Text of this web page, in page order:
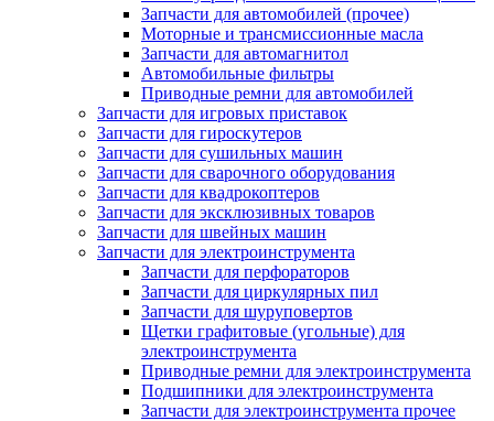
Запчасти для автомобилей (прочее)
Моторные и трансмиссионные масла
Запчасти для автомагнитол
Автомобильные фильтры
Приводные ремни для автомобилей
Запчасти для игровых приставок
Запчасти для гироскутеров
Запчасти для сушильных машин
Запчасти для сварочного оборудования
Запчасти для квадрокоптеров
Запчасти для эксклюзивных товаров
Запчасти для швейных машин
Запчасти для электроинструмента
Запчасти для перфораторов
Запчасти для циркулярных пил
Запчасти для шуруповертов
Щетки графитовые (угольные) для
электроинструмента
Приводные ремни для электроинструмента
Подшипники для электроинструмента
Запчасти для электроинструмента прочее